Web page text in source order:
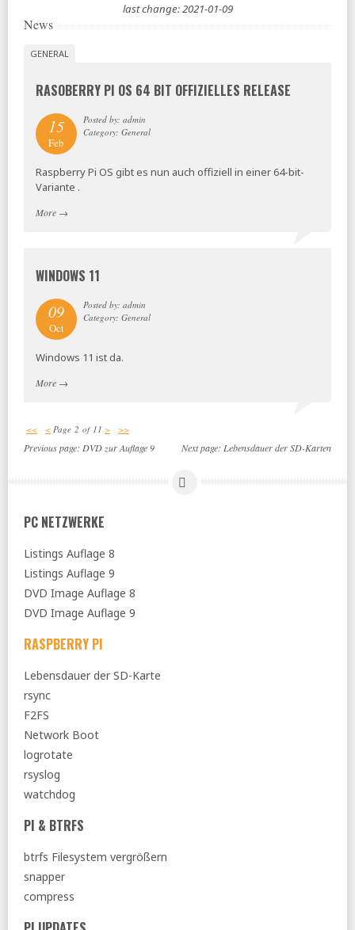
last change: 2021-01-09
News
GENERAL
RASOBERRY PI OS 64 BIT OFFIZIELLES RELEASE
15
Feb
Posted by: admin
Category: General
Raspberry Pi OS gibt es nun auch offiziell in einer 64-bit-
Variante .
More →
WINDOWS 11
09
Oct
Posted by: admin
Category: General
Windows 11 ist da.
More →
<< < Page 2 of 11 > >>
Previous page: DVD zur Auflage 9 Next page: Lebensdauer der SD-Karten
PC NETZWERKE
Listings Auflage 8
Listings Auflage 9
DVD Image Auflage 8
DVD Image Auflage 9
RASPBERRY PI
Lebensdauer der SD-Karte
rsync
F2FS
Network Boot
logrotate
rsyslog
watchdog
PI & BTRFS
btrfs Filesystem vergrößern
snapper
compress